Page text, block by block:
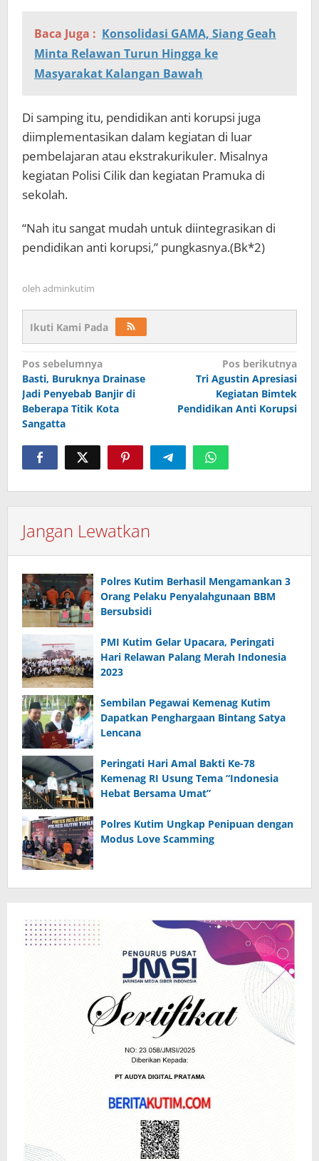
Baca Juga : Konsolidasi GAMA, Siang Geah
Minta Relawan Turun Hingga ke
Masyarakat Kalangan Bawah
Di samping itu, pendidikan anti korupsi juga
diimplementasikan dalam kegiatan di luar
pembelajaran atau ekstrakurikuler. Misalnya
kegiatan Polisi Cilik dan kegiatan Pramuka di
sekolah.
“Nah itu sangat mudah untuk diintegrasikan di
pendidikan anti korupsi,” pungkasnya.(Bk*2)
oleh adminkutim
Ikuti Kami Pada
Navigasi
pos
Pos sebelumnya
Basti, Buruknya Drainase
Jadi Penyebab Banjir di
Beberapa Titik Kota
Sangatta
Pos berikutnya
Tri Agustin Apresiasi
Kegiatan Bimtek
Pendidikan Anti Korupsi
Jangan Lewatkan
Polres Kutim Berhasil Mengamankan 3
Orang Pelaku Penyalahgunaan BBM
Bersubsidi
PMI Kutim Gelar Upacara, Peringati
Hari Relawan Palang Merah Indonesia
2023
Sembilan Pegawai Kemenag Kutim
Dapatkan Penghargaan Bintang Satya
Lencana
Peringati Hari Amal Bakti Ke-78
Kemenag RI Usung Tema “Indonesia
Hebat Bersama Umat”
Polres Kutim Ungkap Penipuan dengan
Modus Love Scamming